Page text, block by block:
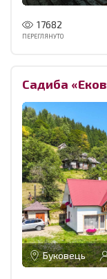
17682
ПЕРЕГЛЯНУТО
Садиба
Буковець